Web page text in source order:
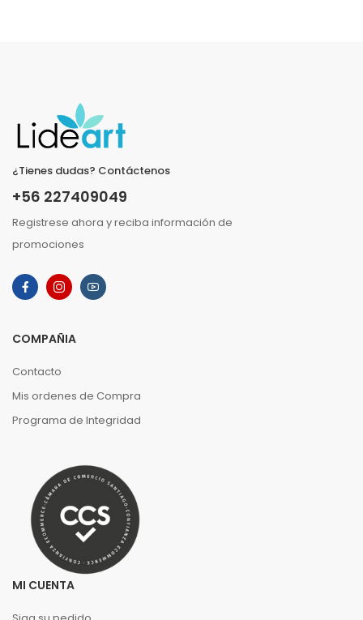
¿Tienes dudas? Contáctenos
+56 227409049
Registrese ahora y reciba información de
promociones
COMPAÑIA
Contacto
Mis ordenes de Compra
Programa de Integridad
MI CUENTA